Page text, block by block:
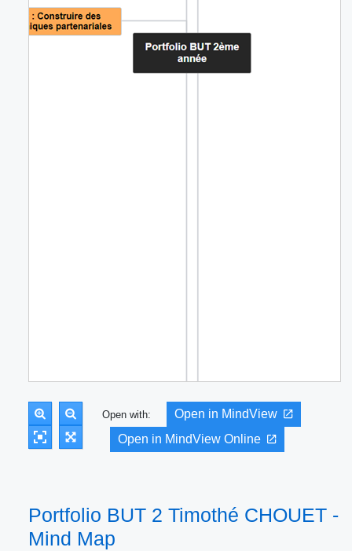
Open with:
Open in MindView
Open in MindView Online
Portfolio BUT 2 Timothé CHOUET -
Mind Map